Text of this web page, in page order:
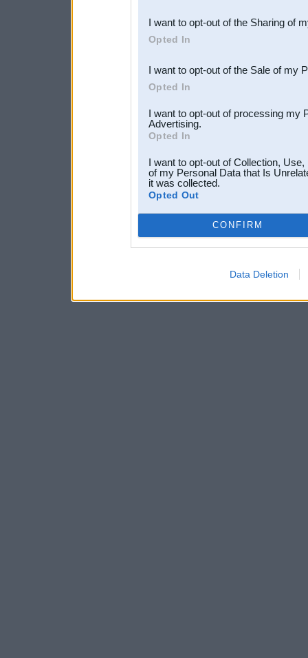
Downstream Participants
third parties.
I want to opt-out of the Sharing of
Opted In
I want to opt-out of the Sale of my
Opted In
I want to opt-out of processing my
Advertising.
Opted In
I want to opt-out of Collection,
of my Personal Data that Is
it was collected.
Opted Out
CONFIRM
Data Deletion